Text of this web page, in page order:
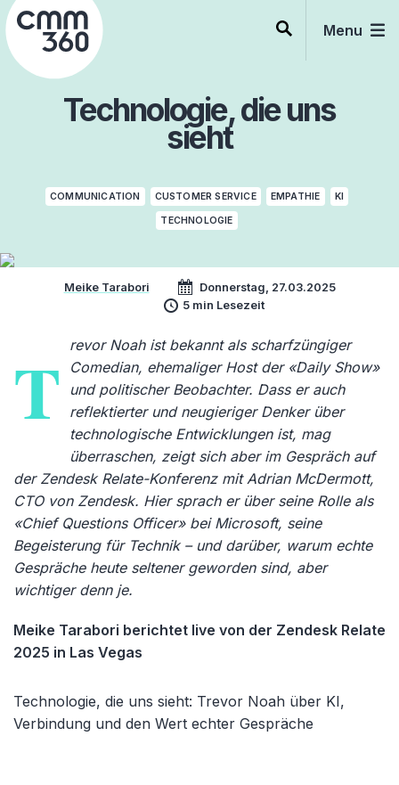
Skip
to
content
Menu
Technologie, die uns
sieht
COMMUNICATION CUSTOMER SERVICE EMPATHIE KI
TECHNOLOGIE
Meike Tarabori
Donnerstag, 27.03.2025
5 min Lesezeit
T
revor Noah ist bekannt als scharfzüngiger
Comedian, ehemaliger Host der «Daily Show»
und politischer Beobachter. Dass er auch
reflektierter und neugieriger Denker über
technologische Entwicklungen ist, mag
überraschen, zeigt sich aber im Gespräch auf
der Zendesk Relate-Konferenz mit Adrian McDermott,
CTO von Zendesk. Hier sprach er über seine Rolle als
«Chief Questions Officer» bei Microsoft, seine
Begeisterung für Technik – und darüber, warum echte
Gespräche heute seltener geworden sind, aber
wichtiger denn je.
Meike Tarabori berichtet live von der Zendesk Relate
2025 in Las Vegas
Technologie, die uns sieht: Trevor Noah über KI,
Verbindung und den Wert echter Gespräche